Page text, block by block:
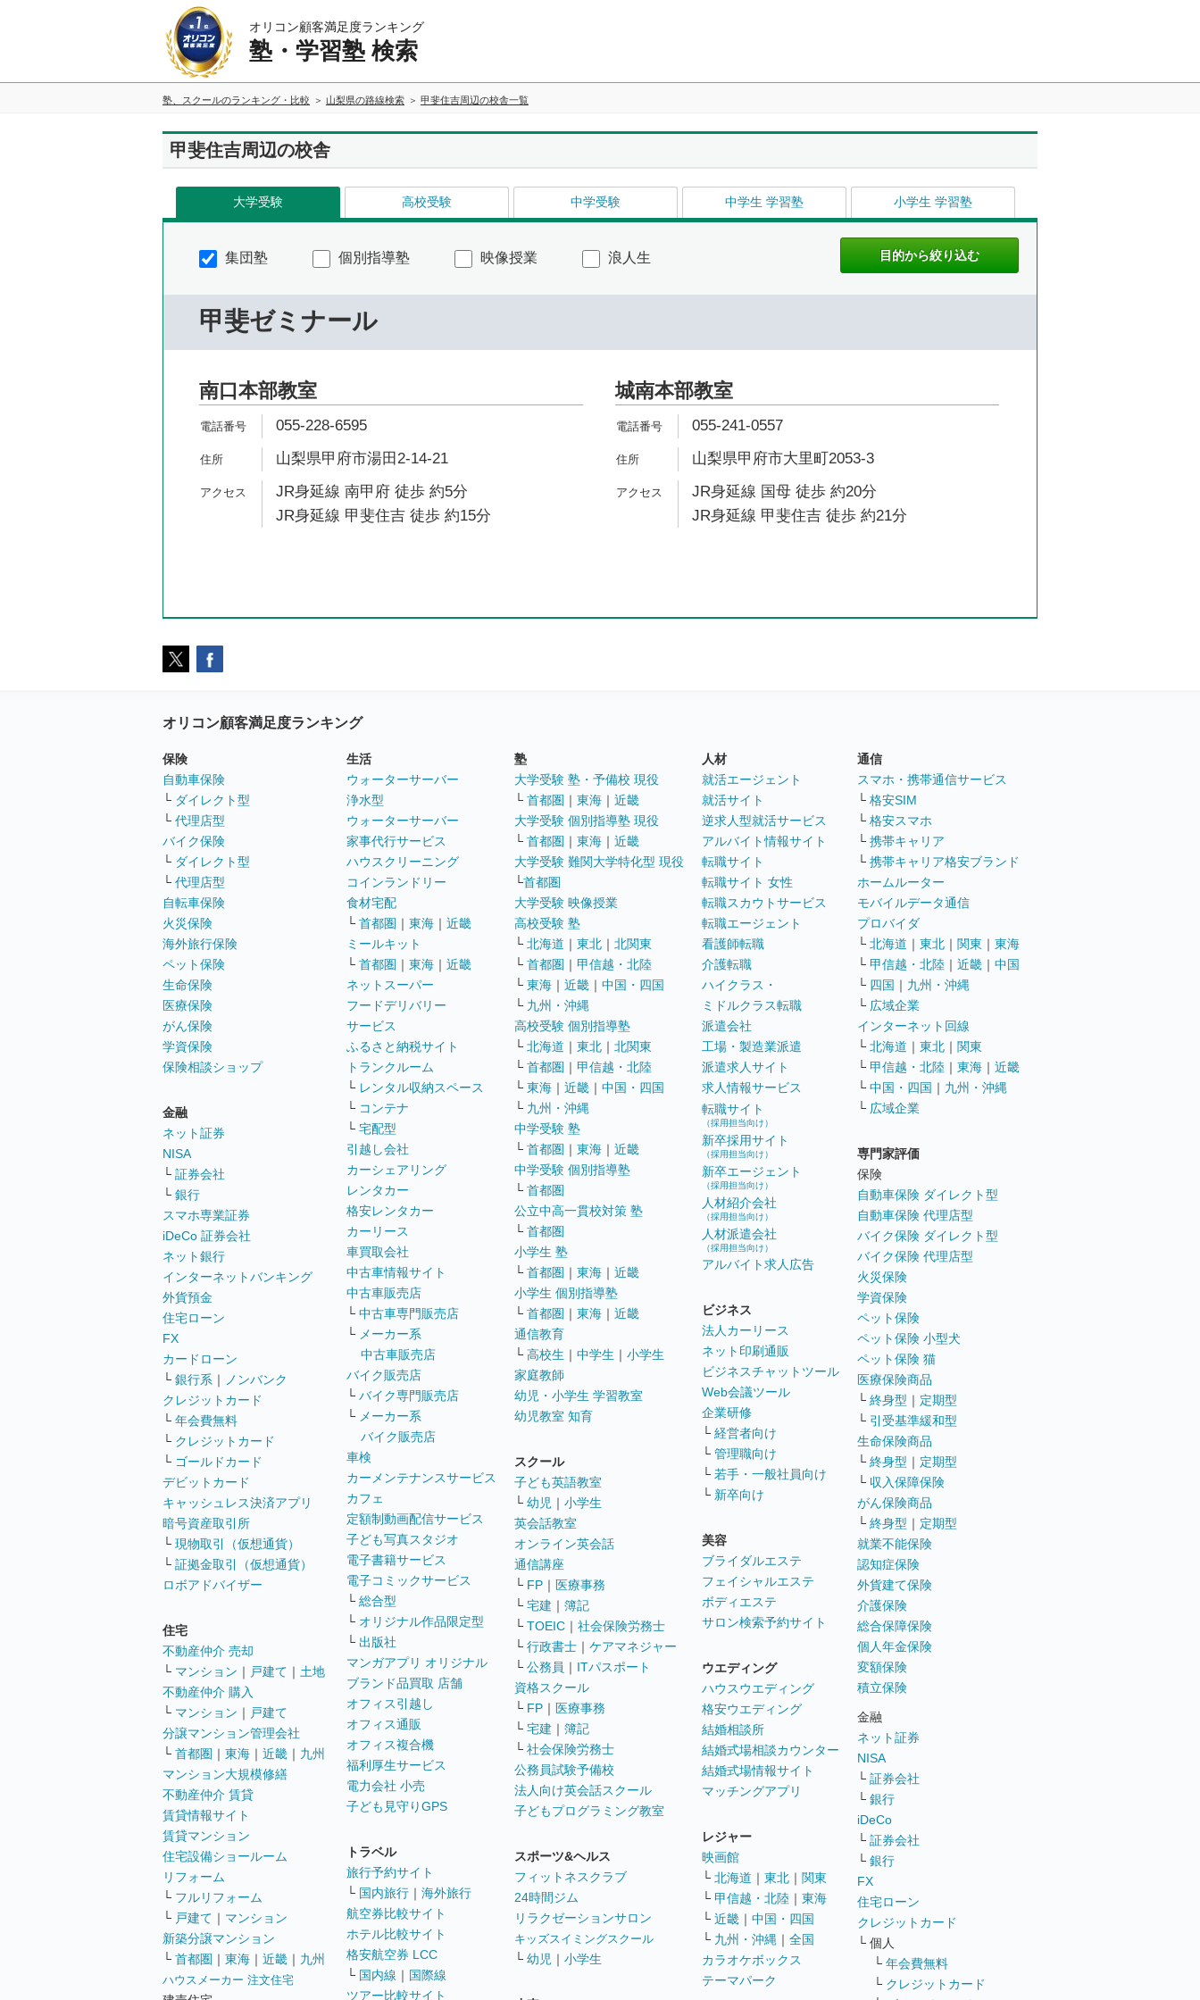
オリコン顧客満足度ランキング
塾・学習塾 検索
塾、スクールのランキング・比較 山梨県の路線検索 甲斐住吉周辺の校舎一覧
甲斐住吉周辺の校舎
大学受験 高校受験 中学受験 中学生 学習塾 小学生 学習塾
集団塾 個別指導塾 映像授業 浪人生
甲斐ゼミナール
南口本部教室
055-228-6595
山梨県甲府市湯田2-14-21
JR身延線 南甲府 徒歩 約5分
JR身延線 甲斐住吉 徒歩 約15分
城南本部教室
055-241-0557
山梨県甲府市大里町2053-3
JR身延線 国母 徒歩 約20分
JR身延線 甲斐住吉 徒歩 約21分
オリコン顧客満足度ランキング
保険
自動車保険
└ ダイレクト型
└ 代理店型
バイク保険
└ ダイレクト型
└ 代理店型
自転車保険
火災保険
海外旅行保険
ペット保険
生命保険
医療保険
がん保険
学資保険
保険相談ショップ
金融
ネット証券
NISA
└ 証券会社
└ 銀行
スマホ専業証券
iDeCo 証券会社
ネット銀行
インターネットバンキング
外貨預金
住宅ローン
FX
カードローン
└ 銀行系 ｜
ノンバンク
クレジットカード
└ 年会費無料
└ クレジットカード
└ ゴールドカード
デビットカード
キャッシュレス決済アプリ
暗号資産取引所
└ 現物取引（仮想通貨）
└ 証拠金取引（仮想通貨）
ロボアドバイザー
住宅
不動産仲介 売却
└ マンション ｜ 戸建て ｜ 土地
不動産仲介 購入
└ マンション ｜ 戸建て
分譲マンション管理会社
└ 首都圏 ｜ 東海 ｜ 近畿 ｜ 九州
マンション大規模修繕
不動産仲介 賃貸
賃貸情報サイト
賃貸マンション
住宅設備ショールーム
リフォーム
└ フルリフォーム
└ 戸建て ｜ マンション
新築分譲マンション
└ 首都圏 ｜ 東海 ｜ 近畿 ｜ 九州
ハウスメーカー 注文住宅
生活
ウォーターサーバー
浄水型
ウォーターサーバー
家事代行サービス
ハウスクリーニング
コインランドリー
食材宅配
└ 首都圏 ｜ 東海 ｜ 近畿
ミールキット
└ 首都圏 ｜ 東海 ｜ 近畿
ネットスーパー
フードデリバリー
サービス
ふるさと納税サイト
トランクルーム
└ レンタル収納スペース
└ コンテナ
└ 宅配型
引越し会社
カーシェアリング
レンタカー
格安レンタカー
カーリース
車買取会社
中古車情報サイト
中古車販売店
└ 中古車専門販売店
└ メーカー系
中古車販売店
バイク販売店
└ バイク専門販売店
└ メーカー系
バイク販売店
車検
カーメンテナンスサービス
カフェ
定額制動画配信サービス
子ども写真スタジオ
電子書籍サービス
電子コミックサービス
└ 総合型
└ オリジナル作品限定型
└ 出版社
マンガアプリ オリジナル
ブランド品買取 店舗
オフィス引越し
オフィス通販
オフィス複合機
福利厚生サービス
電力会社 小売
子ども見守りGPS
トラベル
旅行予約サイト
└ 国内旅行 ｜ 海外旅行
航空券比較サイト
ホテル比較サイト
格安航空券 LCC
└ 国内線 ｜ 国際線
ツアー比較サイト
塾
大学受験 塾・予備校 現役
└ 首都圏 ｜ 東海 ｜ 近畿
大学受験 個別指導塾 現役
└ 首都圏 ｜ 東海 ｜ 近畿
大学受験 難関大学特化型 現役
└首都圏
大学受験 映像授業
高校受験 塾
└ 北海道 ｜ 東北 ｜ 北関東
└ 首都圏 ｜ 甲信越・北陸
└ 東海 ｜ 近畿 ｜ 中国・四国
└ 九州・沖縄
高校受験 個別指導塾
└ 北海道 ｜ 東北 ｜ 北関東
└ 首都圏 ｜ 甲信越・北陸
└ 東海 ｜ 近畿 ｜ 中国・四国
└ 九州・沖縄
中学受験 塾
└ 首都圏 ｜ 東海 ｜ 近畿
中学受験 個別指導塾
└ 首都圏
公立中高一貫校対策 塾
└ 首都圏
小学生 塾
└ 首都圏 ｜ 東海 ｜ 近畿
小学生 個別指導塾
└ 首都圏 ｜ 東海 ｜ 近畿
通信教育
└ 高校生 ｜ 中学生 ｜ 小学生
家庭教師
幼児・小学生 学習教室
幼児教室 知育
スクール
子ども英語教室
└ 幼児 ｜ 小学生
英会話教室
オンライン英会話
通信講座
└ FP ｜ 医療事務
└ 宅建 ｜ 簿記
└ TOEIC ｜ 社会保険労務士
└ 行政書士 ｜ ケアマネジャー
└ 公務員 ｜ ITパスポート
資格スクール
└ FP ｜ 医療事務
└ 宅建 ｜ 簿記
└ 社会保険労務士
公務員試験予備校
法人向け英会話スクール
子どもプログラミング教室
スポーツ&ヘルス
フィットネスクラブ
24時間ジム
リラクゼーションサロン
キッズスイミングスクール
└ 幼児 ｜ 小学生
人材
就活エージェント
就活サイト
逆求人型就活サービス
アルバイト情報サイト
転職サイト
転職サイト 女性
転職スカウトサービス
転職エージェント
看護師転職
介護転職
ハイクラス・
ミドルクラス転職
派遣会社
工場・製造業派遣
派遣求人サイト
求人情報サービス
転職サイト
（採用担当向け）
新卒採用サイト
（採用担当向け）
新卒エージェント
（採用担当向け）
人材紹介会社
（採用担当向け）
人材派遣会社
（採用担当向け）
アルバイト求人広告
ビジネス
法人カーリース
ネット印刷通販
ビジネスチャットツール
Web会議ツール
企業研修
└ 経営者向け
└ 管理職向け
└ 若手・一般社員向け
└ 新卒向け
美容
ブライダルエステ
フェイシャルエステ
ボディエステ
サロン検索予約サイト
ウエディング
ハウスウエディング
格安ウエディング
結婚相談所
結婚式場相談カウンター
結婚式場情報サイト
マッチングアプリ
レジャー
映画館
└ 北海道 ｜ 東北 ｜ 関東
└ 甲信越・北陸 ｜ 東海
└ 近畿 ｜ 中国・四国
└ 九州・沖縄 ｜ 全国
カラオケボックス
テーマパーク
通信
スマホ・携帯通信サービス
└ 格安SIM
└ 格安スマホ
└ 携帯キャリア
└ 携帯キャリア格安ブランド
ホームルーター
モバイルデータ通信
プロバイダ
└ 北海道 ｜ 東北 ｜ 関東 ｜ 東海
└ 甲信越・北陸 ｜ 近畿 ｜ 中国
└ 四国 ｜ 九州・沖縄
└ 広域企業
インターネット回線
└ 北海道 ｜ 東北 ｜ 関東
└ 甲信越・北陸 ｜ 東海 ｜ 近畿
└ 中国・四国 ｜ 九州・沖縄
└ 広域企業
専門家評価
保険
自動車保険 ダイレクト型
自動車保険 代理店型
バイク保険 ダイレクト型
バイク保険 代理店型
火災保険
学資保険
ペット保険
ペット保険 小型犬
ペット保険 猫
医療保険商品
└ 終身型 ｜ 定期型
└ 引受基準緩和型
生命保険商品
└ 終身型 ｜ 定期型
└ 収入保障保険
がん保険商品
└ 終身型 ｜ 定期型
就業不能保険
認知症保険
外貨建て保険
介護保険
総合保障保険
個人年金保険
変額保険
積立保険
金融
ネット証券
NISA
└ 証券会社
└ 銀行
iDeCo
└ 証券会社
└ 銀行
FX
住宅ローン
クレジットカード
└ 個人
└ 年会費無料
└ クレジットカード